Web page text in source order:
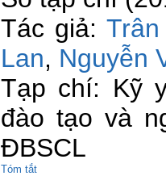
Tác giả:
Lan, Nguyễn
Tạp chí: Kỹ
đào tạo và
ĐBSCL
Tóm tắt